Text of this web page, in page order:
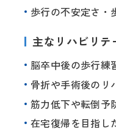
歩行の不安定さ・
主なリハビリテ
脳卒中後の歩行練
骨折や手術後のリ
筋力低下や転倒予
在宅復帰を目指し